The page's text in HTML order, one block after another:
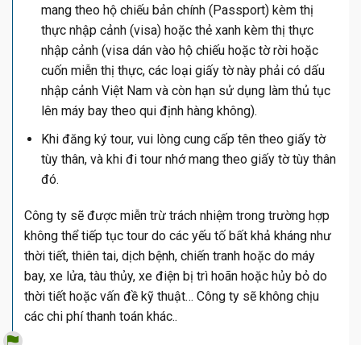
mang theo hộ chiếu bản chính (Passport) kèm thị
thực nhập cảnh (visa) hoặc thẻ xanh kèm thị thực
nhập cảnh (visa dán vào hộ chiếu hoặc tờ rời hoặc
cuốn miễn thị thực, các loại giấy tờ này phải có dấu
nhập cảnh Việt Nam và còn hạn sử dụng làm thủ tục
lên máy bay theo qui định hàng không).
Khi đăng ký tour, vui lòng cung cấp tên theo giấy tờ
tùy thân, và khi đi tour nhớ mang theo giấy tờ tùy thân
đó.
Công ty sẽ được miễn trừ trách nhiệm trong trường hợp
không thể tiếp tục tour do các yếu tố bất khả kháng như
thời tiết, thiên tai, dịch bệnh, chiến tranh hoặc do máy
bay, xe lửa, tàu thủy, xe điện bị trì hoãn hoặc hủy bỏ do
thời tiết hoặc vấn đề kỹ thuật… Công ty sẽ không chịu
các chi phí thanh toán khác..